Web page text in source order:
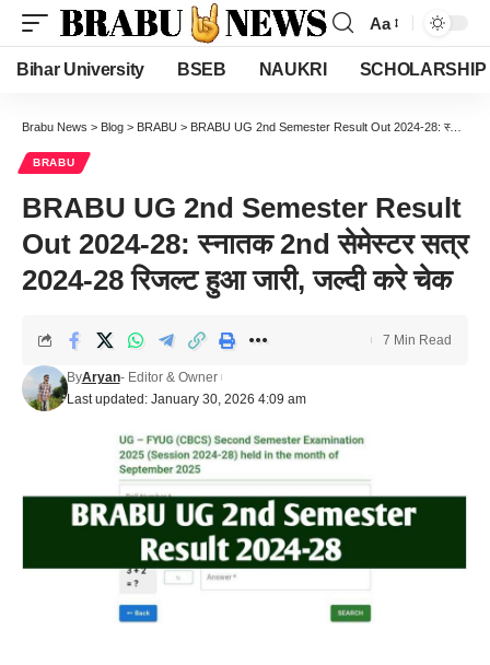
Font
Resizer
Aa
Bihar University BSEB NAUKRI SCHOLARSHIP
Brabu News > Blog > BRABU > BRABU UG 2nd Semester Result Out 2024-28: स्नातक 2nd सेमेस्टर सत्र 2024-28 रिजल्ट हुआ जारी, जल्दी करे चेक
BRABU
BRABU UG 2nd Semester Result
Out 2024-28: स्नातक 2nd सेमेस्टर सत्र
2024-28 रिजल्ट हुआ जारी, जल्दी करे चेक
Last updated: January 30, 2026 4:09 am
ByAryan- Editor & Owner
7 Min Read